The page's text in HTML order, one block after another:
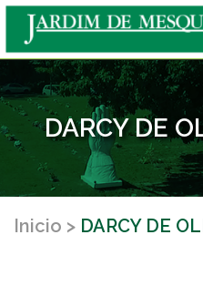
DARCY DE
Inicio DARCY DE